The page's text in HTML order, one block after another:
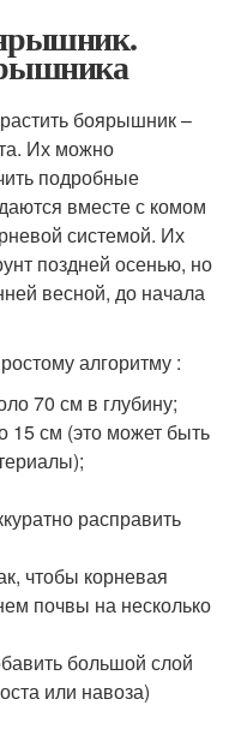
боярышник –
Их можно
подробные
вместе с комом
системой. Их
поздней осенью, но
весной, до начала
алгоритму :
70 см в глубину;
15 см (это может быть
расправить
чтобы корневая
почвы на несколько
большой слой
или навоза)